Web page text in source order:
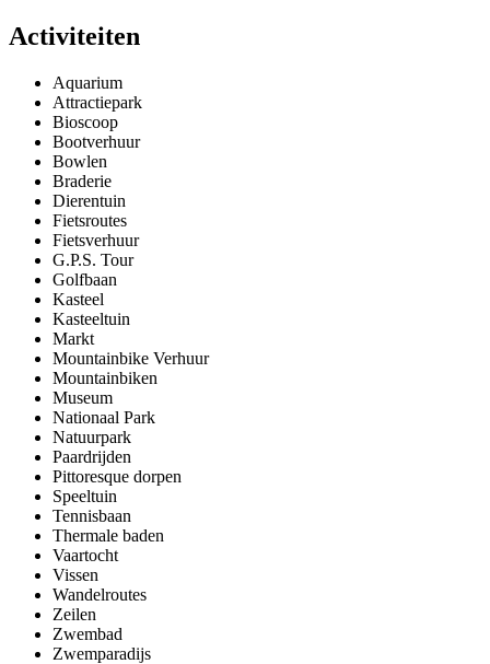
Activiteiten
Aquarium
Attractiepark
Bioscoop
Bootverhuur
Bowlen
Braderie
Dierentuin
Fietsroutes
Fietsverhuur
G.P.S. Tour
Golfbaan
Kasteel
Kasteeltuin
Markt
Mountainbike Verhuur
Mountainbiken
Museum
Nationaal Park
Natuurpark
Paardrijden
Pittoresque dorpen
Speeltuin
Tennisbaan
Thermale baden
Vaartocht
Vissen
Wandelroutes
Zeilen
Zwembad
Zwemparadijs